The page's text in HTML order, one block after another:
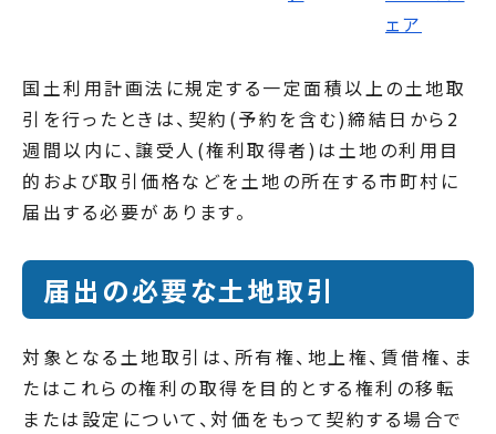
国土利用計画法に規定する一定面積以上の土地取
引を行ったときは、契約(予約を含む)締結日から2
週間以内に、譲受人(権利取得者)は土地の利用目
的および取引価格などを土地の所在する市町村に
届出する必要があります。
届出の必要な土地取引
対象となる土地取引は、所有権、地上権、賃借権、ま
たはこれらの権利の取得を目的とする権利の移転
または設定について、対価をもって契約する場合で